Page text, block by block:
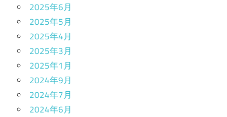
2025年6月
2025年5月
2025年4月
2025年3月
2025年1月
2024年9月
2024年7月
2024年6月